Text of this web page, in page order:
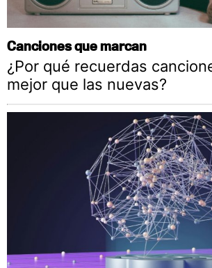
Canciones que marcan
¿Por qué recuerdas
mejor que las nuevas?